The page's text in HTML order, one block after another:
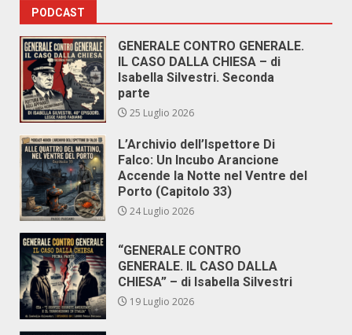
PODCAST
GENERALE CONTRO GENERALE.
IL CASO DALLA CHIESA – di
Isabella Silvestri. Seconda
parte
25 Luglio 2026
L’Archivio dell’Ispettore Di
Falco: Un Incubo Arancione
Accende la Notte nel Ventre del
Porto (Capitolo 33)
24 Luglio 2026
“GENERALE CONTRO
GENERALE. IL CASO DALLA
CHIESA” – di Isabella Silvestri
19 Luglio 2026